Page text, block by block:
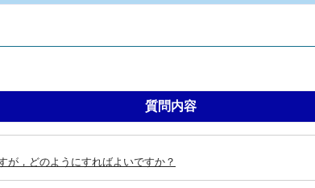
質問内容
が，どのようにすればよいですか？